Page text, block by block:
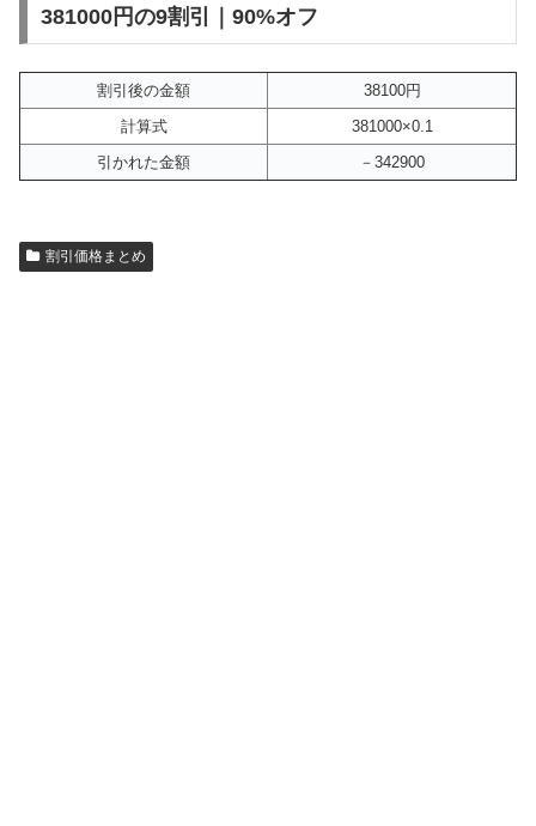
381000円の9割引｜90%オフ
割引後の金額
38100円
計算式
381000×0.1
引かれた金額
－342900
割引価格まとめ